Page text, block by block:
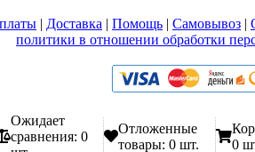
| Доставка | Помощь | Самовывоз |
политики в отношении обработки
Ожидает
сравнения: 0
Отложенные
товары: 0 шт.
0